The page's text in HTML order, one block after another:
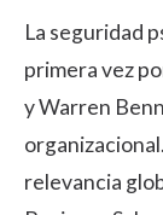
La seguridad
primera vez
y Warren
relevancia